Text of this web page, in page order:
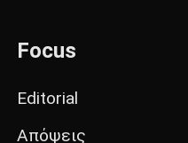
Focus
Editorial
Απόψεις